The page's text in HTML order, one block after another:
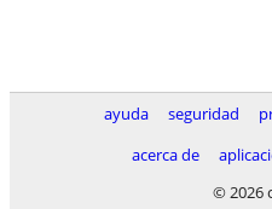
ayuda seguridad
acerca de
© 2026